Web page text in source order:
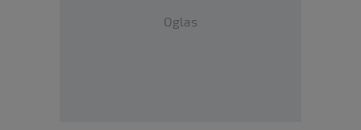
Oglas